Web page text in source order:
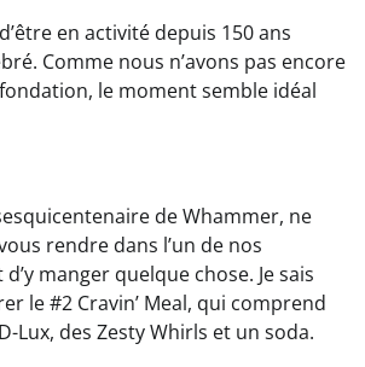
en activité depuis 150 ans
Comme nous n’avons pas encore
le moment semble idéal
de Whammer, ne
rendre dans l’un de nos
manger quelque chose. Je sais
le #2 Cravin’ Meal, qui comprend
Lux, des Zesty Whirls et un soda.